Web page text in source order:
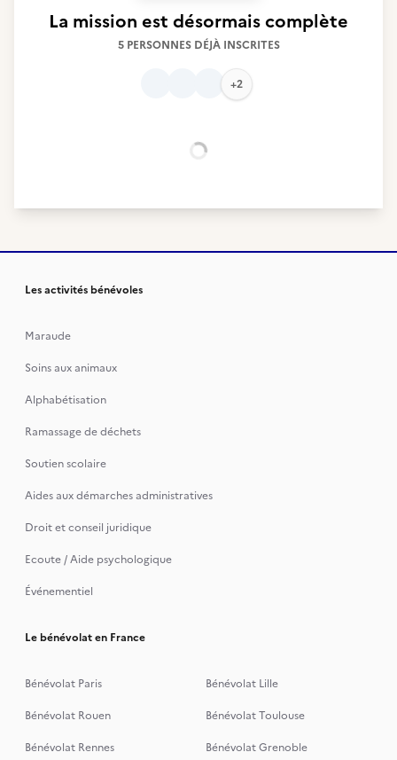
La mission est désormais complète
5 PERSONNES DÉJÀ INSCRITES
+2
Les activités bénévoles
Maraude
Soins aux animaux
Alphabétisation
Ramassage de déchets
Soutien scolaire
Aides aux démarches administratives
Droit et conseil juridique
Ecoute / Aide psychologique
Événementiel
Le bénévolat en France
Bénévolat Paris
Bénévolat Lille
Bénévolat Rouen
Bénévolat Toulouse
Bénévolat Rennes
Bénévolat Grenoble